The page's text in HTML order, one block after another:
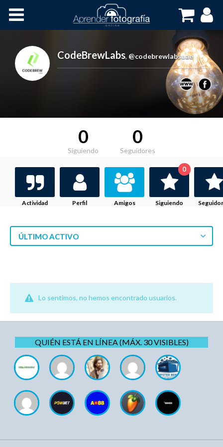
Cursos OnLine
CodeBrewLabs, @codebrewlabsuae
0
Siguiendo
0
Seguidores
Actividad Perfil Amigos Siguiendo
0
ÚLTIMO ACTIVO
Lo sentimos, no hemos encontrado usuarios.
QUIÉN ESTÁ EN LÍNEA (MÁX. 30 VISIBLES)